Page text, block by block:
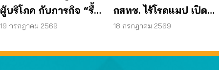
ผู้บริโภค กับภารกิจ “รื้อ
กสทช.” เพื่อทวงคืนสิทธิ
19 กรกฎาคม 2569
กสทช. ไร้โรดแมป เปิด
ช่องมิจฉาชีพหลอกผู้
18 กรกฎาคม 2569